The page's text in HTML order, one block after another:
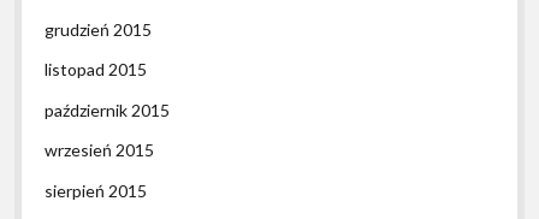
grudzień 2015
listopad 2015
październik 2015
wrzesień 2015
sierpień 2015